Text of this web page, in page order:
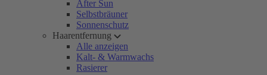
After Sun
Selbstbräuner
Sonnenschutz
Haarentfernung
Alle anzeigen
Kalt- & Warmwachs
Rasierer